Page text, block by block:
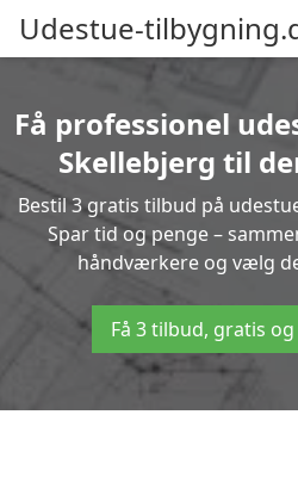
Udestue-
Få professionel
Skellebjerg til
Bestil 3 gratis tilbud på
Spar tid og penge –
håndværkere og vælg
Få 3 tilbud, gratis